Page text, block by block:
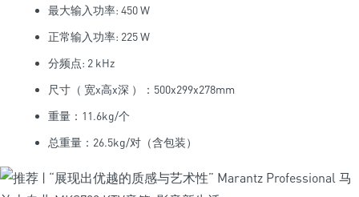
最大输入功率: 450 W
正常输入功率: 225 W
分频点: 2 kHz
尺寸（ 宽x高x深 ）：500x299x278mm
重量：11.6kg/个
总重量：26.5kg/对（含包装）